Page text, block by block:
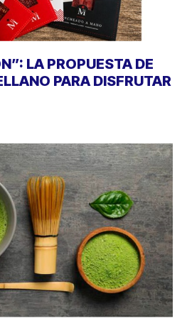
LA PROPUESTA DE
PARA DISFRUTAR